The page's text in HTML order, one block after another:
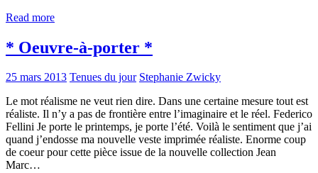
Read more
* Oeuvre-à-porter *
25 mars 2013 Tenues du jour Stephanie Zwicky
Le mot réalisme ne veut rien dire. Dans une certaine mesure tout est
réaliste. Il n’y a pas de frontière entre l’imaginaire et le réel. Federico
Fellini Je porte le printemps, je porte l’été. Voilà le sentiment que j’ai
quand j’endosse ma nouvelle veste imprimée réaliste. Enorme coup
de coeur pour cette pièce issue de la nouvelle collection Jean
Marc…